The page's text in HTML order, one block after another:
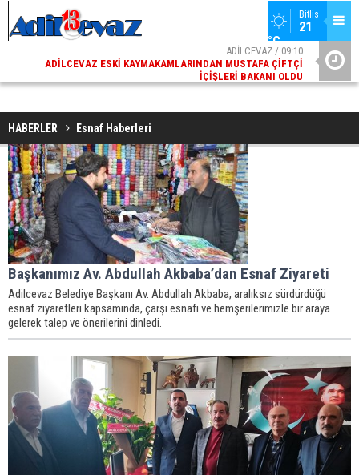
Bitlis
21
°C
ADİLCEVAZ / 09:10
ADILCEVAZ ESKI KAYMAKAMLARINDAN MUSTAFA ÇIFTÇI
İÇIŞLERI BAKANI OLDU
HABERLER Esnaf Haberleri
Başkanımız Av. Abdullah Akbaba’dan Esnaf Ziyareti
Adilcevaz Belediye Başkanı Av. Abdullah Akbaba, aralıksız sürdürdüğü
esnaf ziyaretleri kapsamında, çarşı esnafı ve hemşerilerimizle bir araya
gelerek talep ve önerilerini dinledi.